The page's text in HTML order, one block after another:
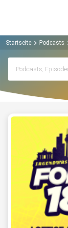
Startseite Podcasts